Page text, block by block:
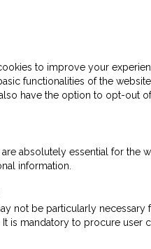
to improve your
functionalities of the
have the option to opt-out
absolutely essential for the
information.
not be particularly
It is mandatory to procure user